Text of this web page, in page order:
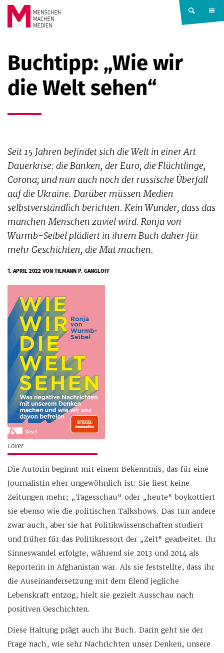
Springe zum Inhalt
MACHEN
MEDIEN
Buchtipp: „Wie wir
die Welt sehen“
Seit 15 Jahren befindet sich die Welt in einer Art
Dauerkrise: die Banken, der Euro, die Flüchtlinge,
Corona; und nun auch noch der russische Überfall
auf die Ukraine. Darüber müssen Medien
selbstverständlich berichten. Kein Wunder, dass das
manchen Menschen zuviel wird. Ronja von
Wurmb-Seibel plädiert in ihrem Buch daher für
mehr Geschichten, die Mut machen.
1. APRIL 2022VON TILMANN P. GANGLOFF
Cover
Die Autorin beginnt mit einem Bekenntnis, das für eine
Journalistin eher ungewöhnlich ist: Sie liest keine
Zeitungen mehr; „Tagesschau“ oder „heute“ boykottiert
sie ebenso wie die politischen Talkshows. Das tun andere
zwar auch, aber sie hat Politikwissenschaften studiert
und früher für das Politikressort der „Zeit“ gearbeitet. Ihr
Sinneswandel erfolgte, während sie 2013 und 2014 als
Reporterin in Afghanistan war. Als sie feststellte, dass ihr
die Auseinandersetzung mit dem Elend jegliche
Lebenskraft entzog, hielt sie gezielt Ausschau nach
positiven Geschichten.
Diese Haltung prägt auch ihr Buch. Darin geht sie der
Frage nach, wie sehr Nachrichten unser Denken, unsere